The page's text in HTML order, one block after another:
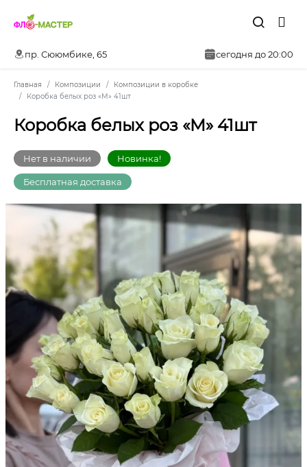
пр. Сююмбике, 65 сегодня до 20:00
Главная Композиции
Композиции в коробке
Коробка белых роз «M» 41шт
Коробка белых роз «M» 41шт
Нет в наличии Новинка!
Бесплатная доставка